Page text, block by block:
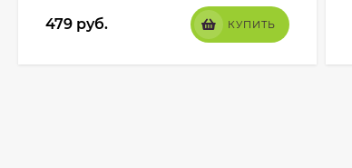
479 руб. КУПИТЬ